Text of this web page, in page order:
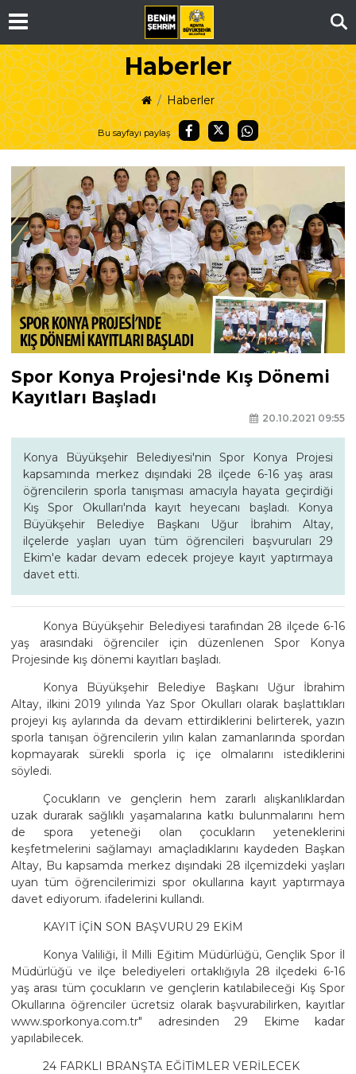
Haberler
Haberler
Bu sayfayı paylaş
Spor Konya Projesi'nde Kış Dönemi
Kayıtları Başladı
20.10.2021 09:55
Konya Büyükşehir Belediyesi'nin Spor Konya Projesi
kapsamında merkez dışındaki 28 ilçede 6-16 yaş arası
öğrencilerin sporla tanışması amacıyla hayata geçirdiği
Kış Spor Okulları'nda kayıt heyecanı başladı. Konya
Büyükşehir Belediye Başkanı Uğur İbrahim Altay,
ilçelerde yaşları uyan tüm öğrencileri başvuruları 29
Ekim'e kadar devam edecek projeye kayıt yaptırmaya
davet etti.
Konya Büyükşehir Belediyesi tarafından 28 ilçede 6-16
yaş arasındaki öğrenciler için düzenlenen Spor Konya
Projesinde kış dönemi kayıtları başladı.
Konya Büyükşehir Belediye Başkanı Uğur İbrahim
Altay, ilkini 2019 yılında Yaz Spor Okulları olarak başlattıkları
projeyi kış aylarında da devam ettirdiklerini belirterek, yazın
sporla tanışan öğrencilerin yılın kalan zamanlarında spordan
kopmayarak sürekli sporla iç içe olmalarını istediklerini
söyledi.
Çocukların ve gençlerin hem zararlı alışkanlıklardan
uzak durarak sağlıklı yaşamalarına katkı bulunmalarını hem
de spora yeteneği olan çocukların yeteneklerini
keşfetmelerini sağlamayı amaçladıklarını kaydeden Başkan
Altay, Bu kapsamda merkez dışındaki 28 ilçemizdeki yaşları
uyan tüm öğrencilerimizi spor okullarına kayıt yaptırmaya
davet ediyorum. ifadelerini kullandı.
KAYIT İÇİN SON BAŞVURU 29 EKİM
Konya Valiliği, İl Milli Eğitim Müdürlüğü, Gençlik Spor İl
Müdürlüğü ve ilçe belediyeleri ortaklığıyla 28 ilçedeki 6-16
yaş arası tüm çocukların ve gençlerin katılabileceği Kış Spor
Okullarına öğrenciler ücretsiz olarak başvurabilirken, kayıtlar
www.sporkonya.com.tr" adresinden 29 Ekime kadar
yapılabilecek.
24 FARKLI BRANŞTA EĞİTİMLER VERİLECEK